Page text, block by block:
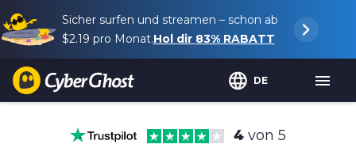
Sicher surfen und streamen – schon ab
$2.19 pro Monat.Hol dir 83%RABATT
DE
4 von 5